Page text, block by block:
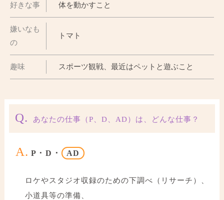
好きな事 体を動かすこと
嫌いなも
の
トマト
趣味 スポーツ観戦、最近はペットと遊ぶこと
Q. あなたの仕事（P、D、AD）は、どんな仕事？
A. P ･ D ･ AD
ロケやスタジオ収録のための下調べ（リサーチ）、
小道具等の準備、